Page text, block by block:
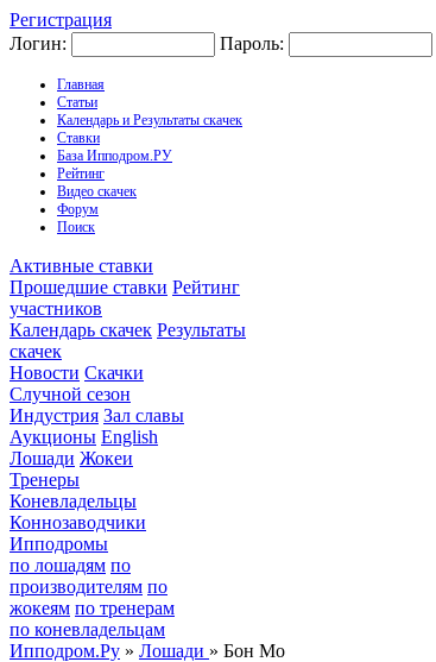
Регистрация
Логин:
Пароль:
Главная
Статьи
Календарь и Результаты скачек
Ставки
База Ипподром.РУ
Рейтинг
Видео скачек
Форум
Поиск
Активные ставки
Прошедшие ставки Рейтинг
участников
Календарь скачек Результаты
скачек
Новости Скачки
Случной сезон
Индустрия Зал славы
Аукционы English
Лошади Жокеи
Тренеры
Коневладельцы
Коннозаводчики
Ипподромы
по лошадям по
производителям по
жокеям по тренерам
по коневладельцам
Ипподром.Ру » Лошади » Бон Мо